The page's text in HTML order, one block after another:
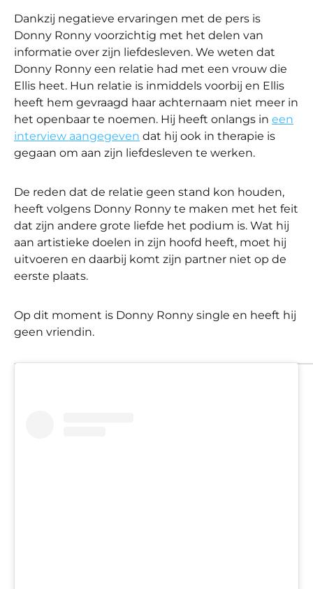
Dankzij negatieve ervaringen met de pers is
Donny Ronny voorzichtig met het delen van
informatie over zijn liefdesleven. We weten dat
Donny Ronny een relatie had met een vrouw die
Ellis heet. Hun relatie is inmiddels voorbij en Ellis
heeft hem gevraagd haar achternaam niet meer in
het openbaar te noemen. Hij heeft onlangs in een
interview aangegeven dat hij ook in therapie is
gegaan om aan zijn liefdesleven te werken.
De reden dat de relatie geen stand kon houden,
heeft volgens Donny Ronny te maken met het feit
dat zijn andere grote liefde het podium is. Wat hij
aan artistieke doelen in zijn hoofd heeft, moet hij
uitvoeren en daarbij komt zijn partner niet op de
eerste plaats.
Op dit moment is Donny Ronny single en heeft hij
geen vriendin.